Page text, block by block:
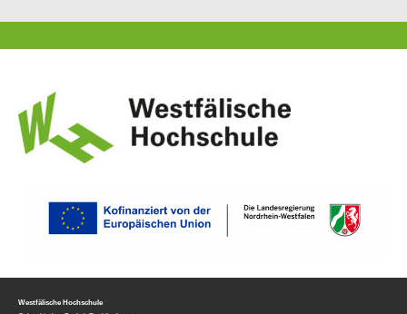
Westfälische Hochschule